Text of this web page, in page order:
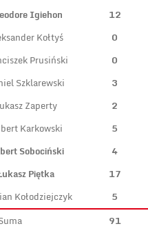
Igiehon 12
Kołtyś 0
Prusiński 0
Szklarewski 3
Zaperty 2
Karkowski 5
Sobociński 4
Piętka 17
Kołodziejczyk 5
91